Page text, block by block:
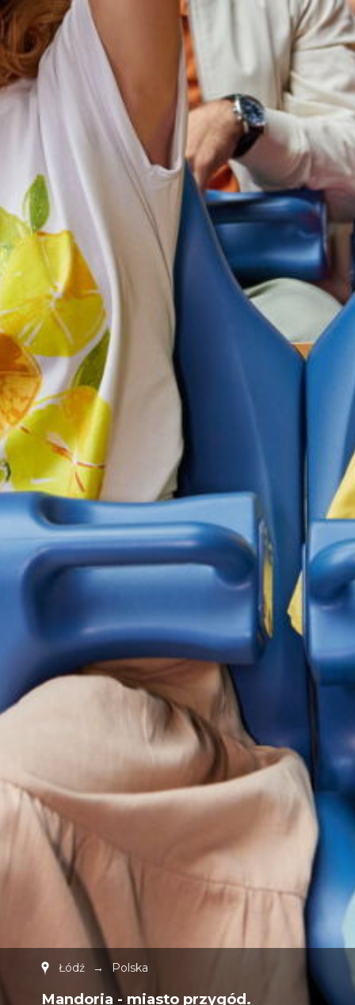
Łódź → Polska
Mandoria - miasto przygód.